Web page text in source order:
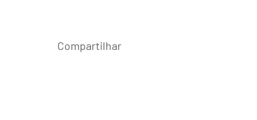
Compartilhar